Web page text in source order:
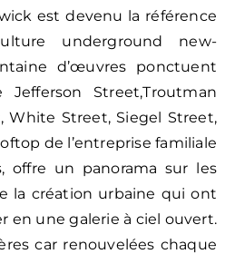
est devenu la référence
underground new-
d’œuvres ponctuent
Street,Troutman
White Street, Siegel Street,
de l’entreprise familiale
offre un panorama sur les
la création urbaine qui ont
en une galerie à ciel ouvert.
car renouvelées chaque